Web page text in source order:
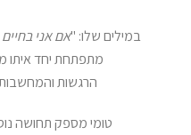
במילים שלו: "אם אני
מתפתחת יחד איתו
הרגשות
טומי מספק תחושה